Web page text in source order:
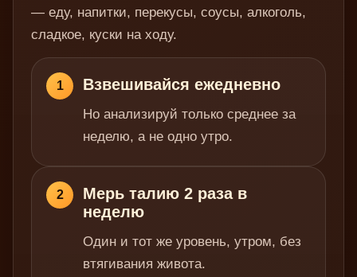
— еду, напитки, перекусы, соусы, алкоголь,
сладкое, куски на ходу.
1 Взвешивайся ежедневно
Но анализируй только среднее за
неделю, а не одно утро.
2
Мерь талию 2 раза в
неделю
Один и тот же уровень, утром, без
втягивания живота.